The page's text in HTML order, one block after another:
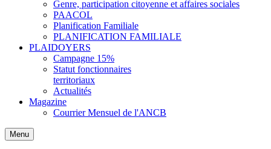
Genre, participation citoyenne et affaires sociales
PAACOL
Planification Familiale
PLANIFICATION FAMILIALE
PLAIDOYERS
Campagne 15%
Statut fonctionnaires
territoriaux
Actualités
Magazine
Courrier Mensuel de l'ANCB
Menu